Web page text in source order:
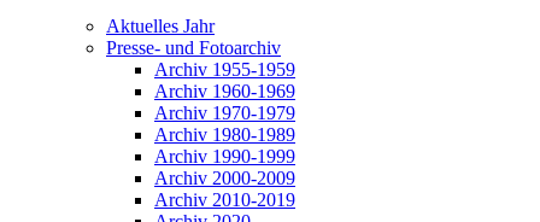
Aktuelles Jahr
Presse- und Fotoarchiv
Archiv 1955-1959
Archiv 1960-1969
Archiv 1970-1979
Archiv 1980-1989
Archiv 1990-1999
Archiv 2000-2009
Archiv 2010-2019